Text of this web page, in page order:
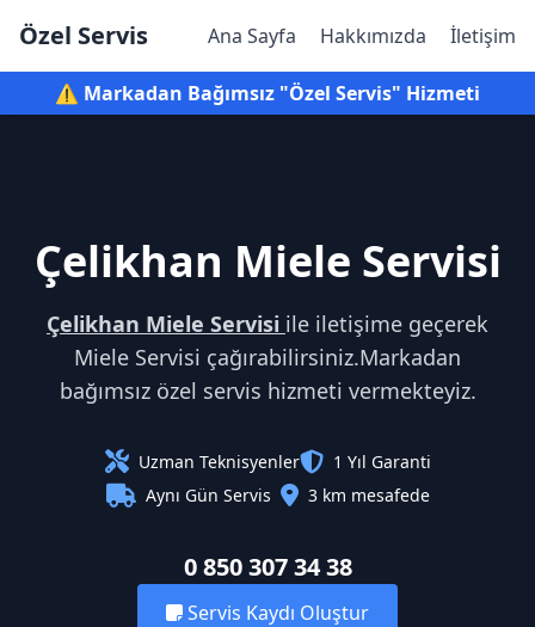
Özel Servis Ana Sayfa Hakkımızda İletişim
⚠️ Markadan Bağımsız "Özel Servis" Hizmeti
Çelikhan Miele Servisi
Çelikhan Miele Servisi ile iletişime geçerek
Miele Servisi çağırabilirsiniz.Markadan
bağımsız özel servis hizmeti vermekteyiz.
Uzman Teknisyenler
1 Yıl Garanti
Aynı Gün Servis
3 km mesafede
0 850 307 34 38
Servis Kaydı Oluştur